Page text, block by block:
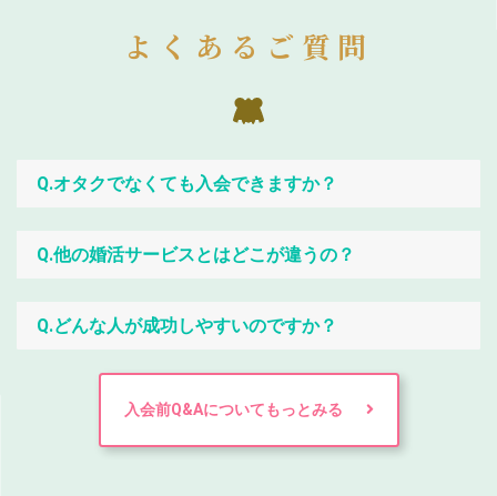
よくあるご質問
Q.オタクでなくても入会できますか？
Q.他の婚活サービスとはどこが違うの？
Q.どんな人が成功しやすいのですか？
入会前Q&Aについてもっとみる